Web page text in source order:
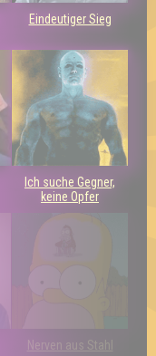
Eindeutiger Sieg
Ich suche Gegner,
keine Opfer
Nerven aus Stahl